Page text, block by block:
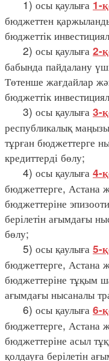
1) осы қаулыға 1-
бюджеттен
бюджеттік
2) осы қаулыға 2-
бабында пайдалану
Төтенше жағдайлар
бюджеттік
3) осы қаулыға 3-
республикалық
тұрған бюджеттерге
кредиттерді бөлу;
4) осы қаулыға 4-
бюджеттерге, Астана
бюджеттеріне
берілетін ағымдағы
бөлу;
5) осы қаулыға 5-
бюджеттерге, Астана
бюджеттеріне тұқым
ағымдағы нысаналы
6) осы қаулыға 6-
бюджеттерге, Астана
бюджеттеріне асыл
қолдауға берілетін